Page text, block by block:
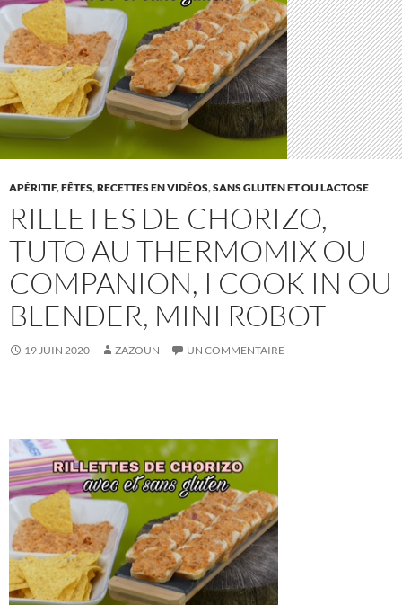
APÉRITIF,FÊTES,RECETTES EN VIDÉOS,SANS GLUTEN ET OU LACTOSE
RILLETES DE CHORIZO,
TUTO AU THERMOMIX OU
COMPANION, I COOK IN OU
BLENDER, MINI ROBOT
19 JUIN 2020 ZAZOUN UN COMMENTAIRE